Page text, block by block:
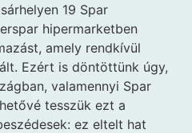
19 Spar
hipermarketben
amely rendkívül
Ezért is döntöttünk úgy,
valamennyi Spar
tesszük ezt a
ez eltelt hat